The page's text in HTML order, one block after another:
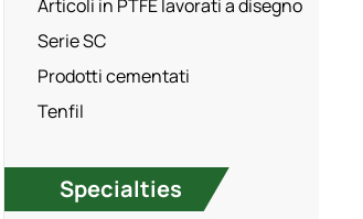
Articoli in PTFE lavorati a disegno
Serie SC
Prodotti cementati
Tenfil
Specialties